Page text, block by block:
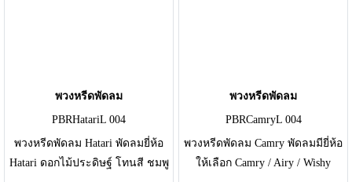
พวงหรีดพัดลม
PBRHatariL 004
พวงหรีดพัดลม Hatari พัดลมยี่ห้อ
Hatari ดอกไม้ประดิษฐ์ โทนสี ชมพู
พวงหรีดพัดลม
PBRCamryL 004
พวงหรีดพัดลม Camry พัดลมมียี่ห้อ
ให้เลือก Camry / Airy / Wishy